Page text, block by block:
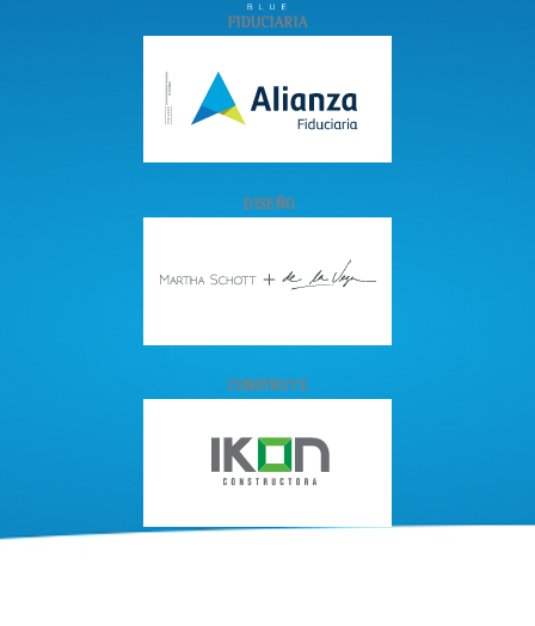
FIDUCIARIA
DISEÑO
CONSTRUYE